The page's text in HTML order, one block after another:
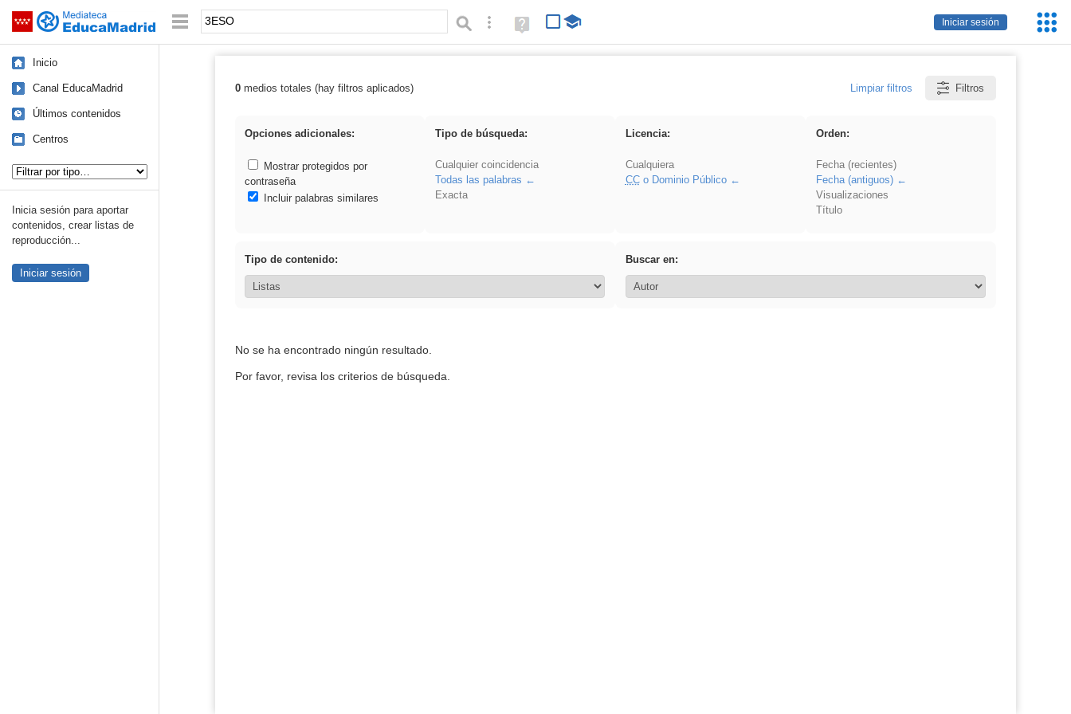
Saltar navegación
Iniciar sesión
Palabra o frase: Búsqueda avanzada
Ayuda
(en
Inicio
Canal EducaMadrid
Últimos contenidos
Centros
Inicia sesión para aportar
contenidos, crear listas de
reproducción...
Iniciar sesión
Resultados de: 3ESO
0medios totales (hay filtros aplicados) Limpiar filtros Filtros
Opciones adicionales:
Mostrar protegidos por
contraseña
Incluir palabras similares
Tipo de búsqueda:
Cualquier coincidencia
Todas las palabras
Exacta
Licencia:
Cualquiera
CCo Dominio Público
Orden:
Fecha (recientes)
Fecha (antiguos)
Visualizaciones
Título
Tipo de contenido: Buscar en:
No se ha encontrado ningún resultado.
Por favor, revisa los criterios de búsqueda.